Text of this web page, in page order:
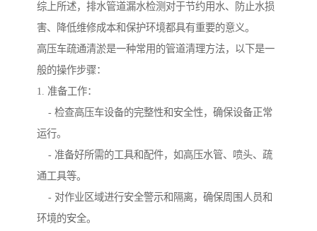
综上所述，排水管道漏水检测对于节约用水、防止水损
害、降低维修成本和保护环境都具有重要的意义。
高压车疏通清淤是一种常用的管道清理方法，以下是一
般的操作步骤：
1. 准备工作：
- 检查高压车设备的完整性和安全性，确保设备正常
运行。
- 准备好所需的工具和配件，如高压水管、喷头、疏
通工具等。
- 对作业区域进行安全警示和隔离，确保周围人员和
环境的安全。